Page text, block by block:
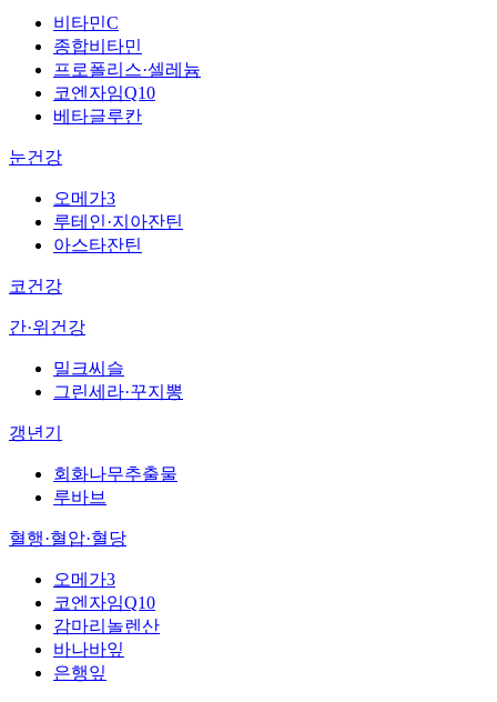
비타민C
종합비타민
프로폴리스·셀레늄
코엔자임Q10
베타글루칸
눈건강
오메가3
루테인·지아잔틴
아스타잔틴
코건강
간·위건강
밀크씨슬
그린세라·꾸지뽕
갱년기
회화나무추출물
루바브
혈행·혈압·혈당
오메가3
코엔자임Q10
감마리놀렌산
바나바잎
은행잎